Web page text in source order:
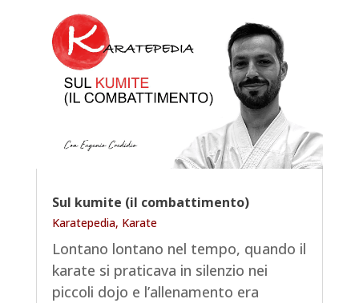
Sul kumite (il combattimento)
Karatepedia, Karate
Lontano lontano nel tempo, quando il
karate si praticava in silenzio nei
piccoli dojo e l’allenamento era